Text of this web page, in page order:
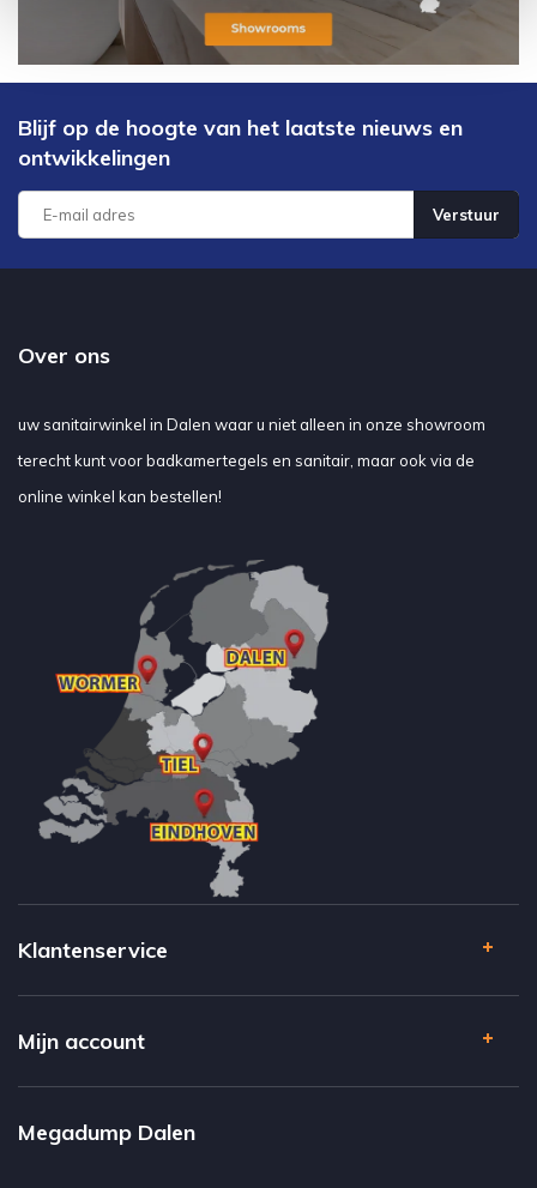
Blijf op de hoogte van het laatste nieuws en
ontwikkelingen
Verstuur
Over ons
uw sanitairwinkel in Dalen waar u niet alleen in onze showroom
terecht kunt voor badkamertegels en sanitair, maar ook via de
online winkel kan bestellen!
Klantenservice
Mijn account
Megadump Dalen